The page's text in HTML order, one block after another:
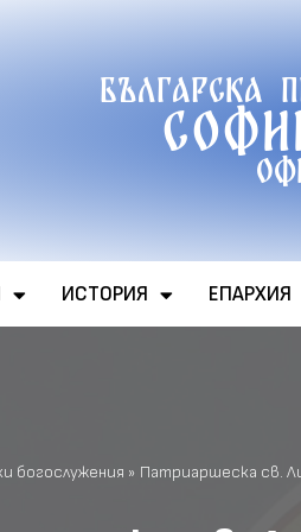
Българска
ИСТОРИЯ ЕПАРХИЯ
богослужения » Патриаршеска св.